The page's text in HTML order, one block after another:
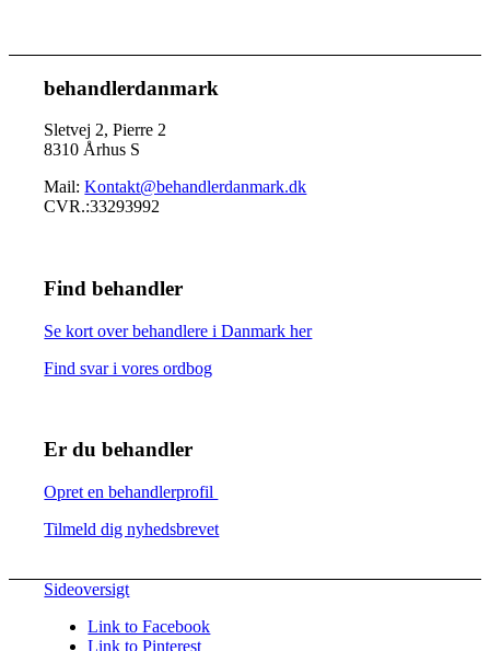
behandlerdanmark
Sletvej 2, Pierre 2
8310 Århus S
Mail:Kontakt@behandlerdanmark.dk
CVR.:33293992
Find behandler
Se kort over behandlere i Danmark her
Find svar i vores ordbog
Er du behandler
Opret en behandlerprofil
Tilmeld dig nyhedsbrevet
Sideoversigt
Link to Facebook
Link to Pinterest